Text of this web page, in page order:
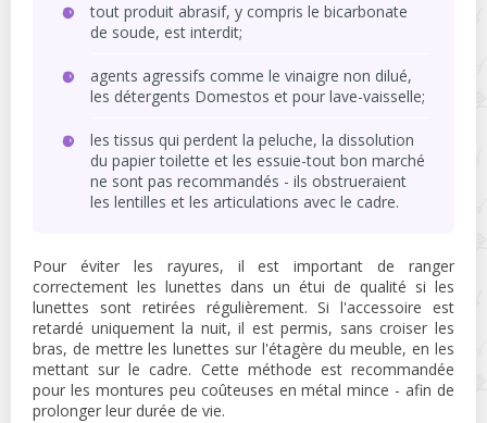
tout produit abrasif, y compris le bicarbonate
de soude, est interdit;
agents agressifs comme le vinaigre non dilué,
les détergents Domestos et pour lave-vaisselle;
les tissus qui perdent la peluche, la dissolution
du papier toilette et les essuie-tout bon marché
ne sont pas recommandés - ils obstrueraient
les lentilles et les articulations avec le cadre.
Pour éviter les rayures, il est important de ranger
correctement les lunettes dans un étui de qualité si les
lunettes sont retirées régulièrement. Si l'accessoire est
retardé uniquement la nuit, il est permis, sans croiser les
bras, de mettre les lunettes sur l'étagère du meuble, en les
mettant sur le cadre. Cette méthode est recommandée
pour les montures peu coûteuses en métal mince - afin de
prolonger leur durée de vie.